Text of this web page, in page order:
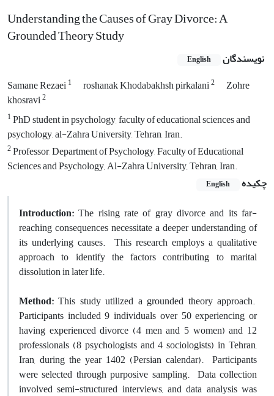
Understanding the Causes of Gray Divorce: A
Grounded Theory Study
نویسندگان English
Samane Rezaei1 roshanak Khodabakhsh pirkalani2
Zohre
khosravi2
1PhD student in psychology, faculty of educational sciences and
psychology, al-Zahra University, Tehran, Iran.
2Professor, Department of Psychology, Faculty of Educational
Sciences and Psychology, Al-Zahra University, Tehran, Iran.
چکیده
English
Introduction: The rising rate of gray divorce and its far-
reaching consequences necessitate a deeper understanding of
its underlying causes. This research employs a qualitative
approach to identify the factors contributing to marital
dissolution in later life.
Method: This study utilized a grounded theory approach.
Participants included 9 individuals over 50 experiencing or
having experienced divorce (4 men and 5 women) and 12
professionals (8 psychologists and 4 sociologists) in Tehran,
Iran, during the year 1402 (Persian calendar). Participants
were selected through purposive sampling. Data collection
involved semi-structured interviews, and data analysis was